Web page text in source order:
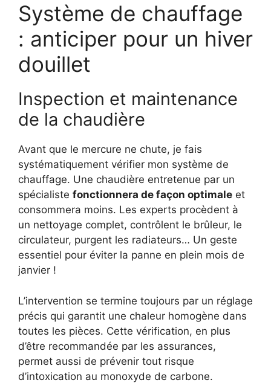
Système de chauffage
: anticiper pour un hiver
douillet
Inspection et maintenance
de la chaudière
Avant que le mercure ne chute, je fais
systématiquement vérifier mon système de
chauffage. Une chaudière entretenue par un
spécialiste fonctionnera de façon optimale et
consommera moins. Les experts procèdent à
un nettoyage complet, contrôlent le brûleur, le
circulateur, purgent les radiateurs… Un geste
essentiel pour éviter la panne en plein mois de
janvier !
L’intervention se termine toujours par un réglage
précis qui garantit une chaleur homogène dans
toutes les pièces. Cette vérification, en plus
d’être recommandée par les assurances,
permet aussi de prévenir tout risque
d’intoxication au monoxyde de carbone.